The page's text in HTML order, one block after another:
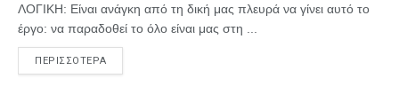
ΛΟΓΙΚΗ: Είναι ανάγκη από τη δική μας πλευρά να γίνει αυτό το
έργο: να παραδοθεί το όλο είναι μας στη ...
ΠΕΡΙΣΣΟΤΕΡΑ